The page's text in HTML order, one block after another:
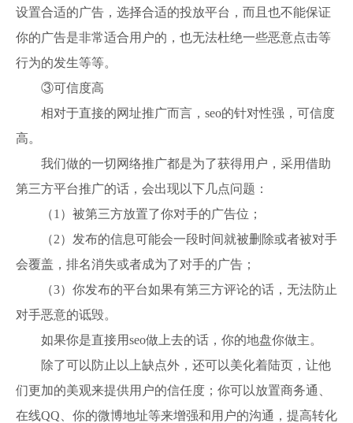
设置合适的广告，选择合适的投放平台，而且也不能保证
你的广告是非常适合用户的，也无法杜绝一些恶意点击等
行为的发生等等。
③可信度高
相对于直接的网址推广而言，seo的针对性强，可信度
高。
我们做的一切网络推广都是为了获得用户，采用借助
第三方平台推广的话，会出现以下几点问题：
（1）被第三方放置了你对手的广告位；
（2）发布的信息可能会一段时间就被删除或者被对手
会覆盖，排名消失或者成为了对手的广告；
（3）你发布的平台如果有第三方评论的话，无法防止
对手恶意的诋毁。
如果你是直接用seo做上去的话，你的地盘你做主。
除了可以防止以上缺点外，还可以美化着陆页，让他
们更加的美观来提供用户的信任度；你可以放置商务通、
在线QQ、你的微博地址等来增强和用户的沟通，提高转化